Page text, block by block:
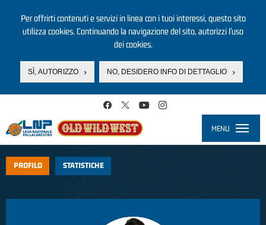
Per offrirti contenuti e servizi in linea con i tuoi interessi, questo sito
utilizza cookies. Continuando la navigazione del sito, autorizzi l’uso
dei cookies.
SÌ, AUTORIZZO NO, DESIDERO INFO DI DETTAGLIO
MENU
PROFILO STATISTICHE